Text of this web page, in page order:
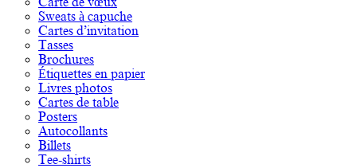
Sweats à capuche
Cartes d’invitation
Tasses
Brochures
Étiquettes en papier
Livres photos
Cartes de table
Posters
Autocollants
Billets
Tee-shirts